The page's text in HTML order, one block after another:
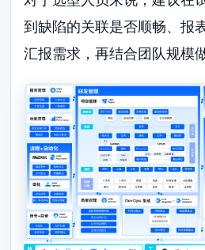
到缺陷的关联是否顺畅、报
汇报需求，再结合团队规模